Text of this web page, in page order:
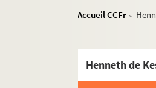
Accueil CCFr >
Henneth de
4-MS-
4-MS-